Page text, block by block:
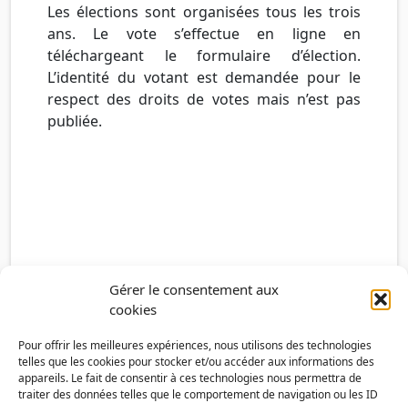
Gérer le consentement aux
cookies
Pour offrir les meilleures expériences, nous utilisons des technologies
telles que les cookies pour stocker et/ou accéder aux informations des
appareils. Le fait de consentir à ces technologies nous permettra de
traiter des données telles que le comportement de navigation ou les ID
Les élections sont organisées tous les trois
ans. Le vote s’effectue en ligne en
téléchargeant le formulaire d’élection.
L’identité du votant est demandée pour le
respect des droits de votes mais n’est pas
publiée.